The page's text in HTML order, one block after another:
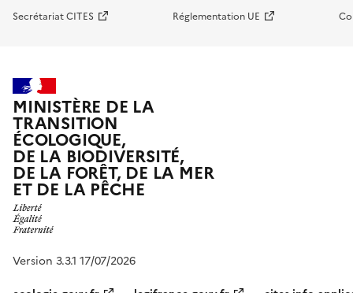
Secrétariat CITES Réglementation UE
MINISTÈRE DE LA
TRANSITION
ÉCOLOGIQUE,
DE LA BIODIVERSITÉ,
DE LA FORÊT, DE LA MER
ET DE LA PÊCHE
Version 3.3.1 17/07/2026